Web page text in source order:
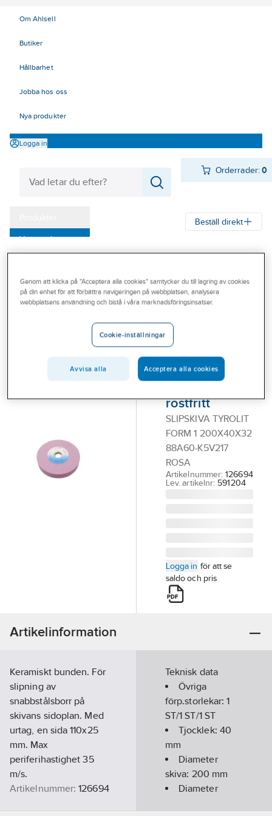
Om Ahlsell
Butiker
Hållbarhet
Jobba hos oss
Nya produkter
Logga in
Orderrader:0
Varumärken
Outlet
Branscher
Beställ direkt
Ahlsell Produkter Verktyg & Maskiner
Kap, slip och borst
TYROLIT
Tyrolit Form 1.
För
höglegerat
stål och
rostfritt
SLIPSKIVA TYROLIT
FORM 1 200X40X32
88A60-K5V217
ROSA
Artikelnummer: 126694
Lev. artikelnr: 591204
Logga in för att se
saldo och pris
Artikelinformation
Keramiskt bunden. För
slipning av
snabbstålsborr på
skivans sidoplan. Med
urtag, en sida 110x25
mm. Max
periferihastighet 35
m/s.
Artikelnummer: 126694
Teknisk data
Övriga
förp.storlekar:1
ST/1 ST/1 ST
Tjocklek: 40
mm
Diameter
skiva: 200 mm
Diameter
Genom att klicka på "Acceptera alla cookies" samtycker du till lagring av cookies
på din enhet för att förbättra navigeringen på webbplatsen, analysera
webbplatsens användning och bistå i våra marknadsföringsinsatser.
Cookie-inställningar
Avvisa alla Acceptera alla cookies